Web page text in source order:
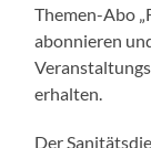
Themen-Abo
abonnieren
erhalten.
Der